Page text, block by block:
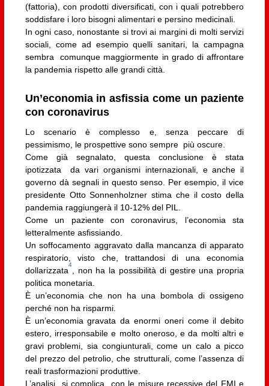
(fattoria), con prodotti diversificati, con i quali potrebbero
soddisfare i loro bisogni alimentari e persino medicinali.
In ogni caso, nonostante si trovi ai margini di molti servizi
sociali, come ad esempio quelli sanitari, la campagna
sembra comunque maggiormente in grado di affrontare
la pandemia rispetto alle grandi città.
Un’economia in asfissia come un paziente
con coronavirus
Lo scenario è complesso e, senza peccare di
pessimismo, le prospettive sono sempre più oscure.
Come già segnalato, questa conclusione è stata
ipotizzata da vari organismi internazionali, e anche il
governo dà segnali in questo senso. Per esempio, il vice
presidente Otto Sonnenholzner stima che il costo della
pandemia raggiungerà il 10-12% del PIL.
Come un paziente con coronavirus, l’economia sta
letteralmente asfissiando.
Un soffocamento aggravato dalla mancanza di apparato
respiratorio, visto che, trattandosi di una economia
dollarizzata
4
, non ha la possibilità di gestire una propria
politica monetaria.
È un’economia che non ha una bombola di ossigeno
perché non ha risparmi.
È un’economia gravata da enormi oneri come il debito
estero, irresponsabile e molto oneroso, e da molti altri e
gravi problemi, sia congiunturali, come un calo a picco
del prezzo del petrolio, che strutturali, come l’assenza di
reali trasformazioni produttive.
L’analisi si complica con le misure recessive del FMI e